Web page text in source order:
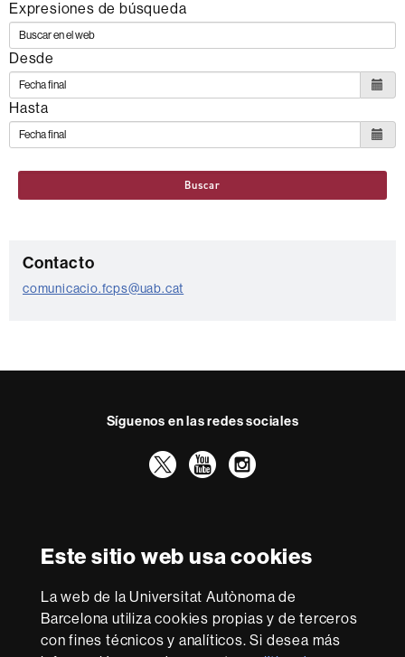
Este sitio web usa cookies
La web de la Universitat Autònoma de
Barcelona utiliza cookies propias y de terceros
con fines técnicos y analíticos. Si desea más
Expresiones de búsqueda
Desde
Hasta
Buscar
C
o
a
Contacto
comunicacio.fcps@uab.cat
Síguenos en las redes sociales
TwitterYouTube
Instagram
Excellence
Research
-
Euraxess
Con la financiación de